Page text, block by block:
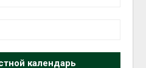
календарь